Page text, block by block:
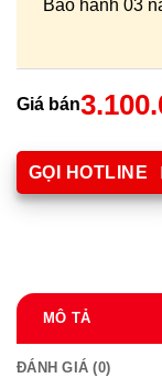
Bảo hành 03
Giá bán
GỌI HOTLINE
MÔ TẢ
ĐÁNH GIÁ (0)